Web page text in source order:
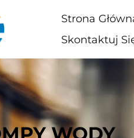
Strona
Skontaktuj